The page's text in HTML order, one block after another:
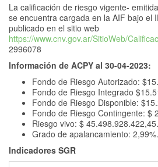
La calificación de riesgo vigente-
se encuentra cargada en la AIF bajo el
publicado en el sitio web
https://www.cnv.gov.ar/SitioWeb/
2996078
Información de ACPY al 30-04-2023:
Fondo de Riesgo Autorizado:
Fondo de Riesgo Integrado
Fondo de Riesgo Disponible:
Fondo de Riesgo Contingente: $
Riesgo vivo: $
Grado de apalancamiento:
Indicadores SGR